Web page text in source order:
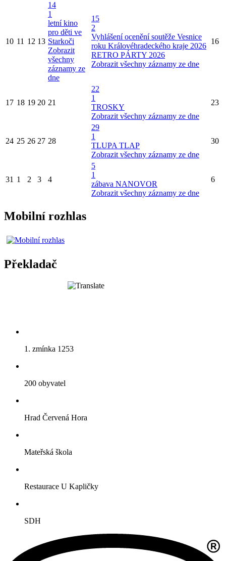
10 11 12 13
14
1
letní kino
pro děti ve
Starkoči
Zobrazit
všechny
záznamy ze
dne
15
2
Vyhlášení ocenění soutěže Vesnice
roku Královéhradeckého kraje 2026
RETRO PÁRTY 2026
Zobrazit všechny záznamy ze dne
16
17 18 19 20 21
22
1
TROSKY
Zobrazit všechny záznamy ze dne
23
24 25 26 27 28
29
1
TLUPA TLAP
Zobrazit všechny záznamy ze dne
30
31 1 2 3 4
5
1
zábava NANOVOR
Zobrazit všechny záznamy ze dne
6
Mobilní rozhlas
Překladač
1. zmínka 1253
200 obyvatel
Hrad Červená Hora
Mateřská škola
Restaurace U Kapličky
SDH